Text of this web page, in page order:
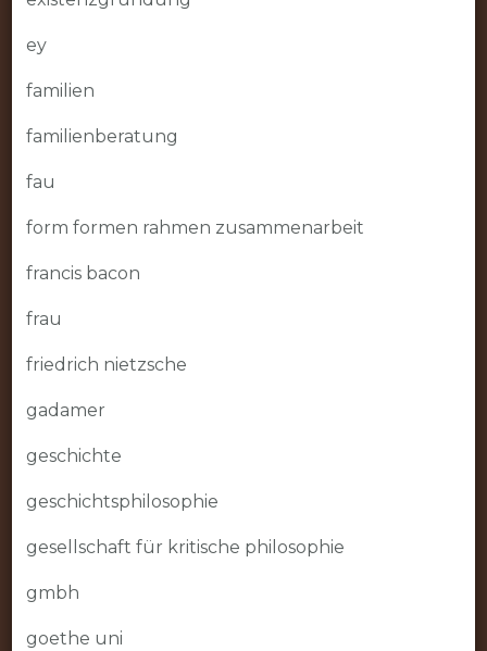
ey
familien
familienberatung
fau
form formen rahmen zusammenarbeit
francis bacon
frau
friedrich nietzsche
gadamer
geschichte
geschichtsphilosophie
gesellschaft für kritische philosophie
gmbh
goethe uni